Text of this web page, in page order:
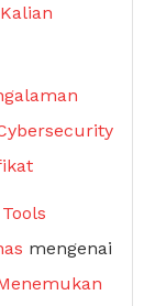
mengenai